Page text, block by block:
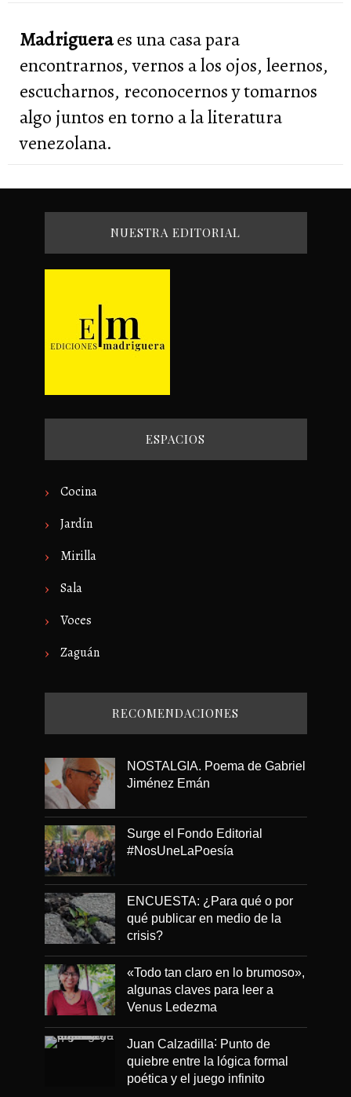
Madrigueraes una casa para
encontrarnos, vernos a los ojos, leernos,
escucharnos, reconocernos y tomarnos
algo juntos en torno a la literatura
venezolana.
NUESTRA EDITORIAL
ESPACIOS
Cocina
Jardín
Mirilla
Sala
Voces
Zaguán
RECOMENDACIONES
NOSTALGIA. Poema de Gabriel
Jiménez Emán
Surge el Fondo Editorial
#NosUneLaPoesía
ENCUESTA: ¿Para qué o por
qué publicar en medio de la
crisis?
«Todo tan claro en lo brumoso»,
algunas claves para leer a
Venus Ledezma
Juan Calzadilla˸ Punto de
quiebre entre la lógica formal
poética y el juego infinito